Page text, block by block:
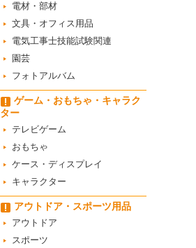
電材・部材
文具・オフィス用品
電気工事士技能試験関連
園芸
フォトアルバム
ゲーム・おもちゃ・キャラク
ター
テレビゲーム
おもちゃ
ケース・ディスプレイ
キャラクター
アウトドア・スポーツ用品
アウトドア
スポーツ